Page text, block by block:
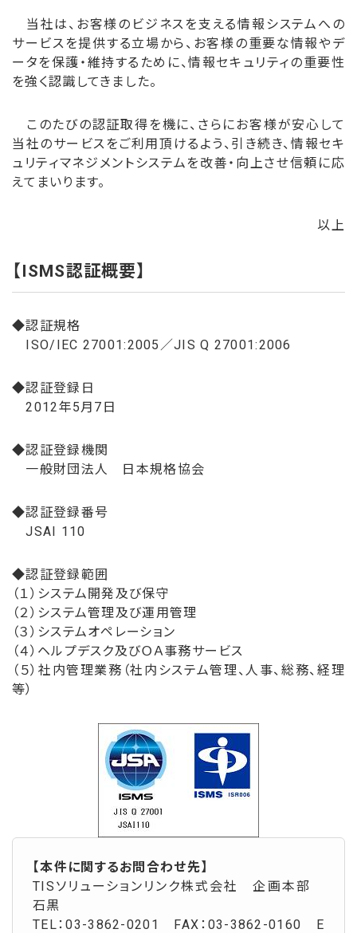
当社は、お客様のビジネスを支える情報システムへの
サービスを提供する立場から、お客様の重要な情報やデ
ータを保護・維持するために、情報セキュリティの重要性
を強く認識してきました。
このたびの認証取得を機に、さらにお客様が安心して
当社のサービスをご利用頂けるよう、引き続き、情報セキ
ュリティマネジメントシステムを改善・向上させ信頼に応
えてまいります。
以上
【 ISMS認証概要】
◆認証規格
ISO/IEC 27001:2005／JIS Q 27001:2006
◆認証登録日
2012年5月7日
◆認証登録機関
一般財団法人 日本規格協会
◆認証登録番号
JSAI 110
◆認証登録範囲
（１）システム開発及び保守
（２）システム管理及び運用管理
（３）システムオペレーション
（４）ヘルプデスク及びＯＡ事務サービス
（５）社内管理業務（社内システム管理、人事、総務、経理
等）
【本件に関するお問合わせ先】
TISソリューションリンク株式会社 企画本部
石黒
TEL：03-3862-0201 FAX：03-3862-0160 E